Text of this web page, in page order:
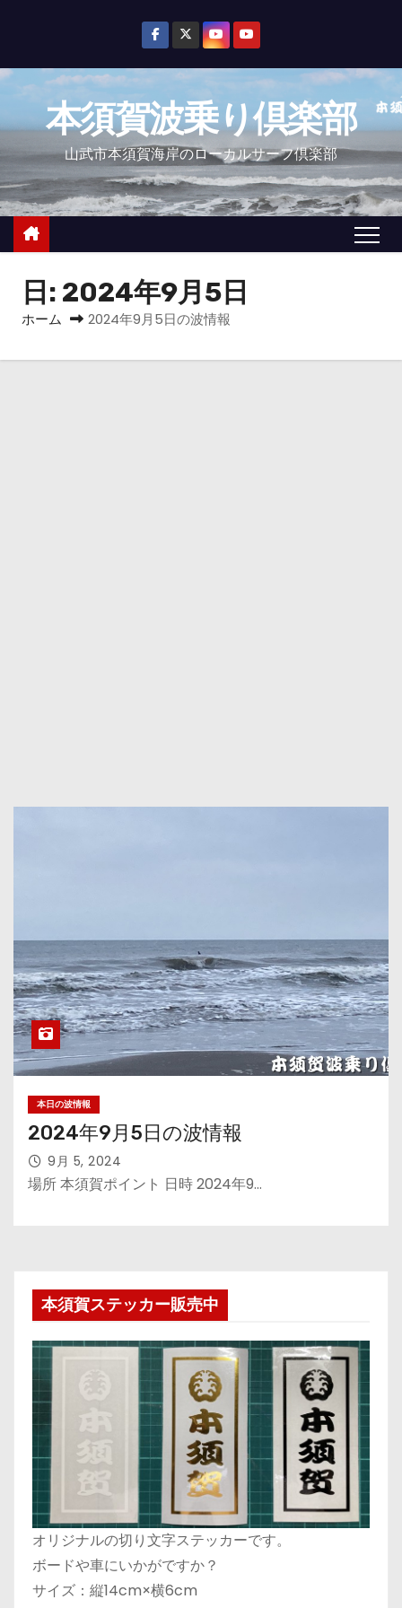
ン
へ
キ
ッ
本須賀波乗り倶楽部
山武市本須賀海岸のローカルサーフ倶楽部
日: 2024年9月5日
ホーム 2024年9月5日の波情報
本日の波情報
2024年9月5日の波情報
9月 5, 2024
場所 本須賀ポイント 日時 2024年9…
本須賀ステッカー販売中
オリジナルの切り文字ステッカーです。
ボードや車にいかがですか？
サイズ：縦14cm×横6cm